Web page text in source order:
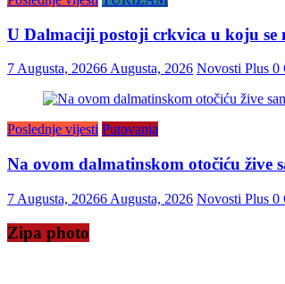
U Dalmaciji postoji crkvica u koju se
7 Augusta, 20266 Augusta, 2026 Novosti Plus 0
Poslednje vijesti Putovanja
Na ovom dalmatinskom otočiću žive
7 Augusta, 20266 Augusta, 2026 Novosti Plus 0
Zipa photo